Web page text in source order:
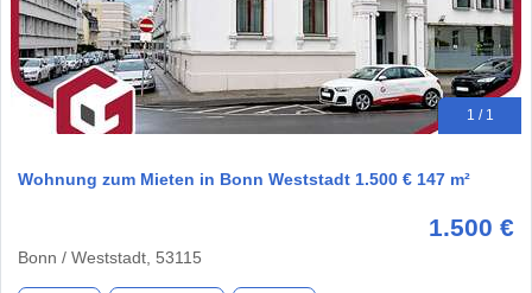
1 / 1
Wohnung zum Mieten in Bonn Weststadt 1.500 € 147 m²
1.500 €
Bonn / Weststadt, 53115